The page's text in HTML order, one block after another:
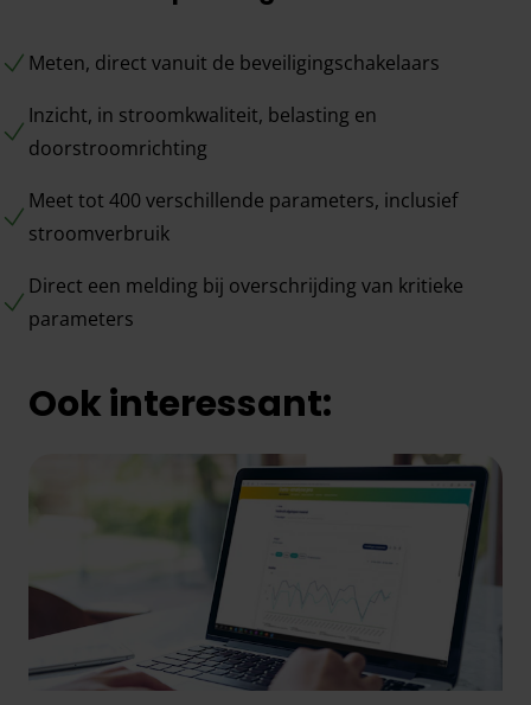
Meten, direct vanuit de beveiligingschakelaars
Inzicht, in stroomkwaliteit, belasting en
doorstroomrichting
Meet tot 400 verschillende parameters, inclusief
stroomverbruik
Direct een melding bij overschrijding van kritieke
parameters
Ook interessant: